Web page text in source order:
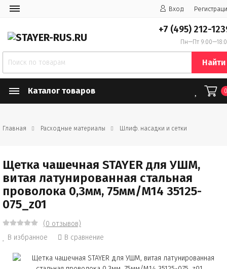
Вход
+7 (495) 212-
Пн—Пт
Найти
Каталог товаров
Главная Расходные материалы Шлиф. насадки и сетки
Щетка чашечная STAYER для УШМ,
витая латунированная стальная
проволока 0,3мм, 75мм/М14 35125-
075_z01
(0 отзывов)
В избранное
В сравнение